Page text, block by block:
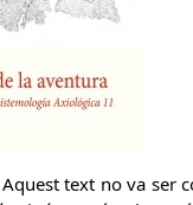
Aquest text no va ser